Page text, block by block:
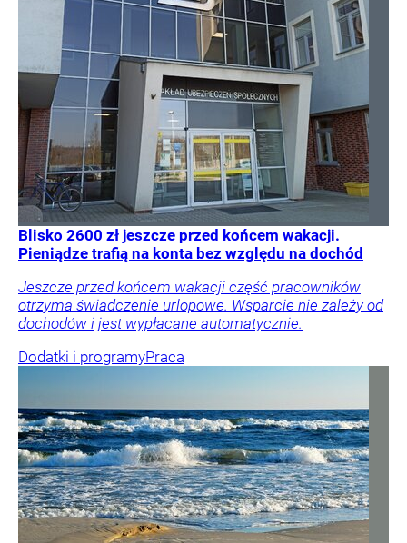
Blisko 2600 zł jeszcze przed końcem wakacji.
Pieniądze trafią na konta bez względu na dochód
Jeszcze przed końcem wakacji część pracowników
otrzyma świadczenie urlopowe. Wsparcie nie zależy od
dochodów i jest wypłacane automatycznie.
Dodatki i programyPraca